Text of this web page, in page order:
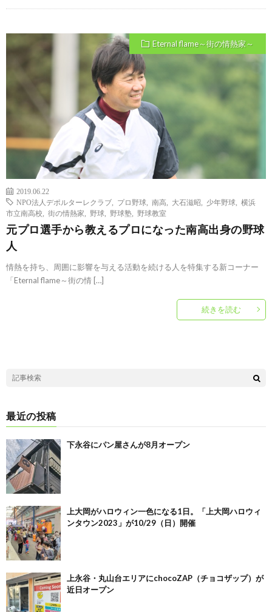
Eternal flame～街の情熱家～
2019.06.22
NPO法人デポルターレクラブ
プロ野球 南高 大石滋昭 少年野球
横浜
市立南高校
街の情熱家 野球 野球塾 野球教室
元プロ選手から教えるプロになった南高出身の野球
人
情熱を持ち、周囲に影響を与える活動を続ける人を特集する新コーナー
「Eternal flame～街の情 […]
続きを読む
最近の投稿
下永谷にパン屋さんが8月オープン
上大岡がハロウィン一色になる1日。「上大岡ハロウィ
ンタウン2023」が10/29（日）開催
上永谷・丸山台エリアにchocoZAP（チョコザップ）が
近日オープン